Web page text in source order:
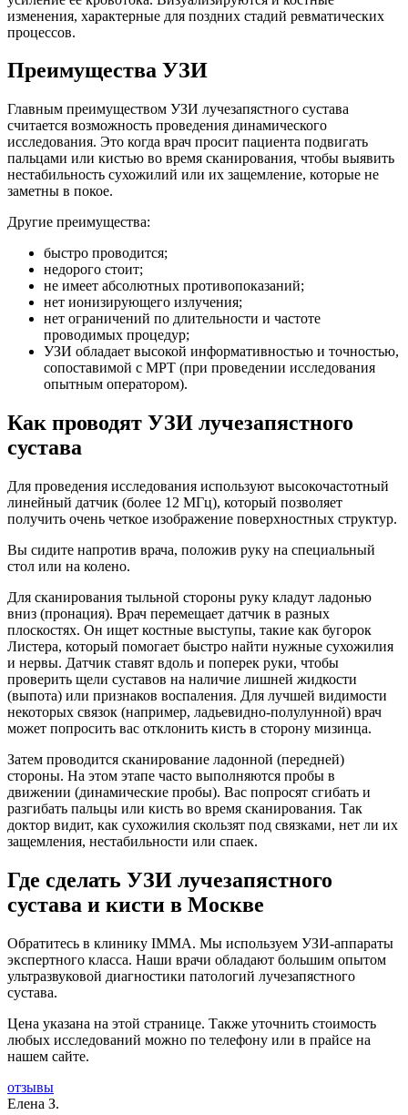
изменения, характерные для поздних стадий ревматических
процессов.
Преимущества УЗИ
Главным преимуществом УЗИ лучезапястного сустава
считается возможность проведения динамического
исследования. Это когда врач просит пациента подвигать
пальцами или кистью во время сканирования, чтобы выявить
нестабильность сухожилий или их защемление, которые не
заметны в покое.
Другие преимущества:
быстро проводится;
недорого стоит;
не имеет абсолютных противопоказаний;
нет ионизирующего излучения;
нет ограничений по длительности и частоте
проводимых процедур;
УЗИ обладает высокой информативностью и точностью,
сопоставимой с МРТ (при проведении исследования
опытным оператором).
Как проводят УЗИ лучезапястного
сустава
Для проведения исследования используют высокочастотный
линейный датчик (более 12 МГц), который позволяет
получить очень четкое изображение поверхностных структур.
Вы сидите напротив врача, положив руку на специальный
стол или на колено.
Для сканирования тыльной стороны руку кладут ладонью
вниз (пронация). Врач перемещает датчик в разных
плоскостях. Он ищет костные выступы, такие как бугорок
Листера, который помогает быстро найти нужные сухожилия
и нервы. Датчик ставят вдоль и поперек руки, чтобы
проверить щели суставов на наличие лишней жидкости
(выпота) или признаков воспаления. Для лучшей видимости
некоторых связок (например, ладьевидно-полулунной) врач
может попросить вас отклонить кисть в сторону мизинца.
Затем проводится сканирование ладонной (передней)
стороны. На этом этапе часто выполняются пробы в
движении (динамические пробы). Вас попросят сгибать и
разгибать пальцы или кисть во время сканирования. Так
доктор видит, как сухожилия скользят под связками, нет ли их
защемления, нестабильности или спаек.
Где сделать УЗИ лучезапястного
сустава и кисти в Москве
Обратитесь в клинику IMMA. Мы используем УЗИ-аппараты
экспертного класса. Наши врачи обладают большим опытом
ультразвуковой диагностики патологий лучезапястного
сустава.
Цена указана на этой странице. Также уточнить стоимость
любых исследований можно по телефону или в прайсе на
нашем сайте.
отзывы
Елена З.